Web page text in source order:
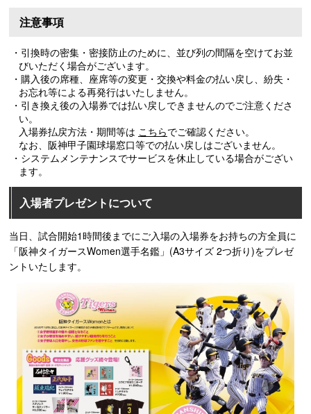
注意事項
・引換時の密集・密接防止のために、並び列の間隔を空けてお並
びいただく場合がございます。
・購入後の席種、座席等の変更・交換や料金の払い戻し、紛失・
お忘れ等による再発行はいたしません。
・引き換え後の入場券では払い戻しできませんのでご注意くださ
い。
入場券払戻方法・期間等は こちらでご確認ください。
なお、阪神甲子園球場窓口等での払い戻しはございません。
・システムメンテナンスでサービスを休止している場合がござい
ます。
入場者プレゼントについて
当日、試合開始1時間後までにご入場の入場券をお持ちの方全員に
「阪神タイガースWomen選手名鑑」(A3サイズ 2つ折り)をプレゼ
ントいたします。